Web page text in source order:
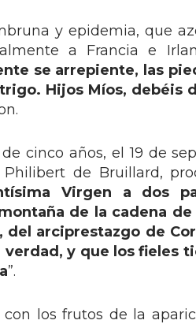
y epidemia, que
a Francia e
se arrepiente, las
Hijos Míos, debéis
cinco años, el 19 de
de Bruillard,
Virgen a dos
de la cadena
del arciprestazgo de
y que los fieles
”.
los frutos de la